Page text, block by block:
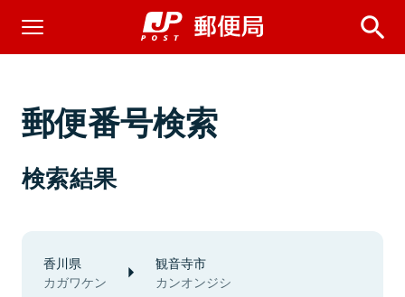
郵便番号検索
検索結果
香川県
カガワケン
観音寺市
カンオンジシ